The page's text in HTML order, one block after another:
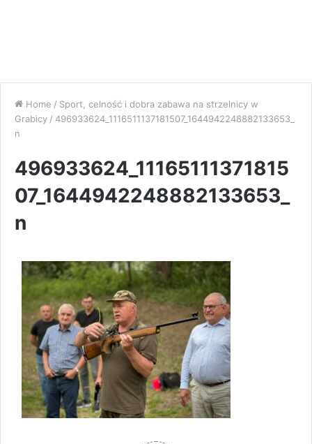
Home / Sport, celność i dobra zabawa na strzelnicy w
Grabicy / 496933624_1116511137181507_1644942248882133653_
n
496933624_11165111371815
07_1644942248882133653_
n